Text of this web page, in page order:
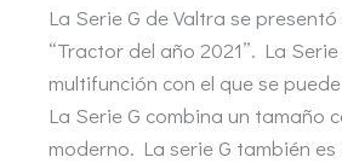
La Serie G de Valtra se
“Tractor del año 2021”. La
multifunción con el que se
La Serie G combina un tamaño
moderno. La serie G también